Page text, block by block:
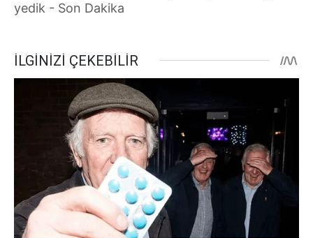
yedik - Son Dakika